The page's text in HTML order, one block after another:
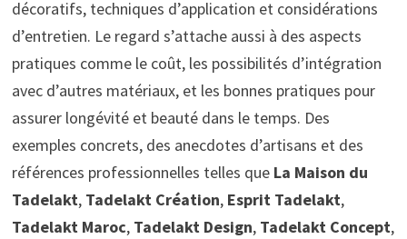
décoratifs, techniques d’application et considérations
d’entretien. Le regard s’attache aussi à des aspects
pratiques comme le coût, les possibilités d’intégration
avec d’autres matériaux, et les bonnes pratiques pour
assurer longévité et beauté dans le temps. Des
exemples concrets, des anecdotes d’artisans et des
références professionnelles telles que La Maison du
Tadelakt, Tadelakt Création, Esprit Tadelakt,
Tadelakt Maroc, Tadelakt Design, Tadelakt Concept,